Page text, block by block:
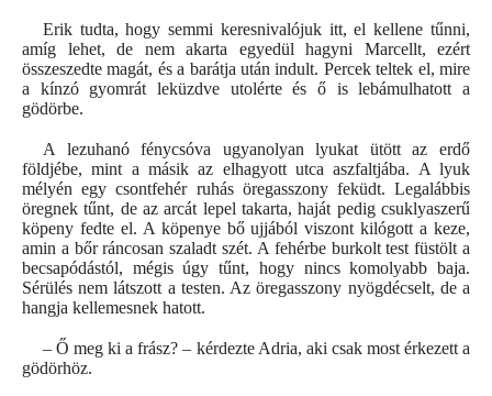
Erik tudta, hogy semmi keresnivalójuk itt, el kellene tűnni,
amíg lehet, de nem akarta egyedül hagyni Marcellt, ezért
összeszedte magát, és a barátja után indult. Percek teltek el, mire
a kínzó gyomrát leküzdve utolérte és ő is lebámulhatott a
gödörbe.
A lezuhanó fénycsóva ugyanolyan lyukat ütött az erdő
földjébe, mint a másik az elhagyott utca aszfaltjába. A lyuk
mélyén egy csontfehér ruhás öregasszony feküdt. Legalábbis
öregnek tűnt, de az arcát lepel takarta, haját pedig csuklyaszerű
köpeny fedte el. A köpenye bő ujjából viszont kilógott a keze,
amin a bőr ráncosan szaladt szét. A fehérbe burkolt test füstölt a
becsapódástól, mégis úgy tűnt, hogy nincs komolyabb baja.
Sérülés nem látszott a testen. Az öregasszony nyögdécselt, de a
hangja kellemesnek hatott.
– Ő meg ki a frász? – kérdezte Adria, aki csak most érkezett a
gödörhöz.